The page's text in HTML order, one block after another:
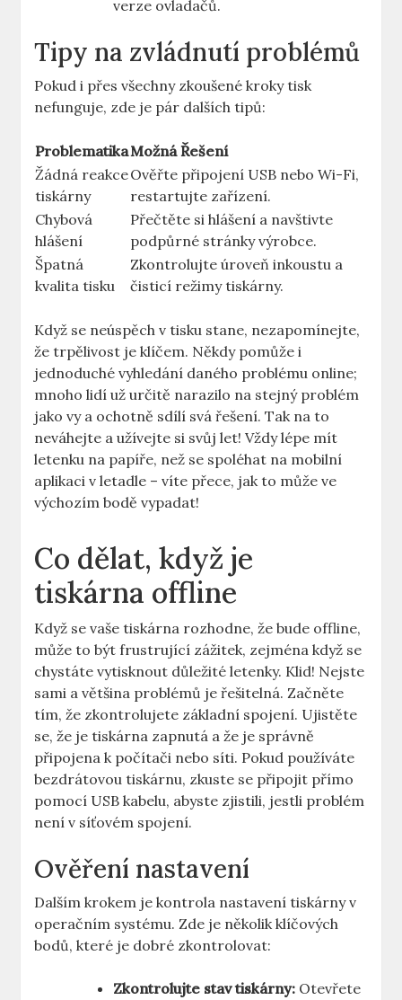
verze ovladačů.
Tipy na zvládnutí problémů
Pokud i přes všechny zkoušené kroky tisk
nefunguje, zde je pár dalších tipů:
ProblematikaMožná Řešení
Žádná reakce
tiskárny
Ověřte připojení USB nebo Wi-Fi,
restartujte zařízení.
Chybová
hlášení
Přečtěte si hlášení a navštivte
podpůrné stránky výrobce.
Špatná
kvalita tisku
Zkontrolujte úroveň inkoustu a
čisticí režimy tiskárny.
Když se neúspěch v tisku stane, nezapomínejte,
že trpělivost je klíčem. Někdy pomůže i
jednoduché vyhledání daného problému online;
mnoho lidí už určitě narazilo na stejný problém
jako vy a ochotně sdílí svá řešení. Tak na to
neváhejte a užívejte si svůj let! Vždy lépe mít
letenku na papíře, než se spoléhat na mobilní
aplikaci v letadle – víte přece, jak to může ve
výchozím bodě vypadat!
Co dělat, když je
tiskárna offline
Když se vaše tiskárna rozhodne, že bude offline,
může to být frustrující zážitek, zejména když se
chystáte vytisknout důležité letenky. Klid! Nejste
sami a většina problémů je řešitelná. Začněte
tím, že zkontrolujete základní spojení. Ujistěte
se, že je tiskárna zapnutá a že je správně
připojena k počítači nebo síti. Pokud používáte
bezdrátovou tiskárnu, zkuste se připojit přímo
pomocí USB kabelu, abyste zjistili, jestli problém
není v síťovém spojení.
Ověření nastavení
Dalším krokem je kontrola nastavení tiskárny v
operačním systému. Zde je několik klíčových
bodů, které je dobré zkontrolovat:
Zkontrolujte stav tiskárny: Otevřete